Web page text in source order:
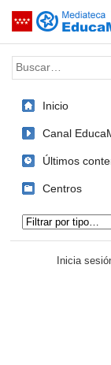
Saltar navegación
Palabra o frase:
Inicio
Canal
Últimos
Centros
Inicia